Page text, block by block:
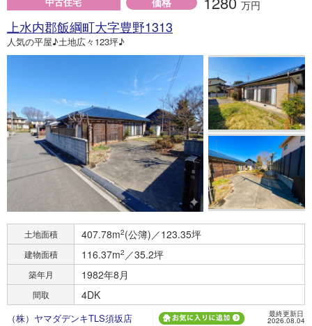
万円
上水内郡飯綱町大字豊野1313
人気の平屋♪土地広々123坪♪
土地面積 407.78m2(公簿)／123.35坪
建物面積 116.37m2 ／35.2坪
築年月 1982年8月
間取 4DK
（株）ヤマダデンキTLS須坂店 最終更新日
2026.08.04